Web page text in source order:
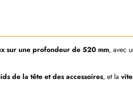
sur une profondeur de 520 mm, avec
de la tête et des accessoires, et la